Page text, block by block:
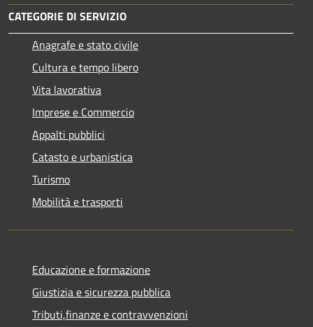
CATEGORIE DI SERVIZIO
Anagrafe e stato civile
Cultura e tempo libero
Vita lavorativa
Imprese e Commercio
Appalti pubblici
Catasto e urbanistica
Turismo
Mobilità e trasporti
Educazione e formazione
Giustizia e sicurezza pubblica
Tributi,finanze e contravvenzioni